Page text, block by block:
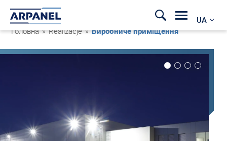
UA
Головна » Realizacje »Виробниче приміщення